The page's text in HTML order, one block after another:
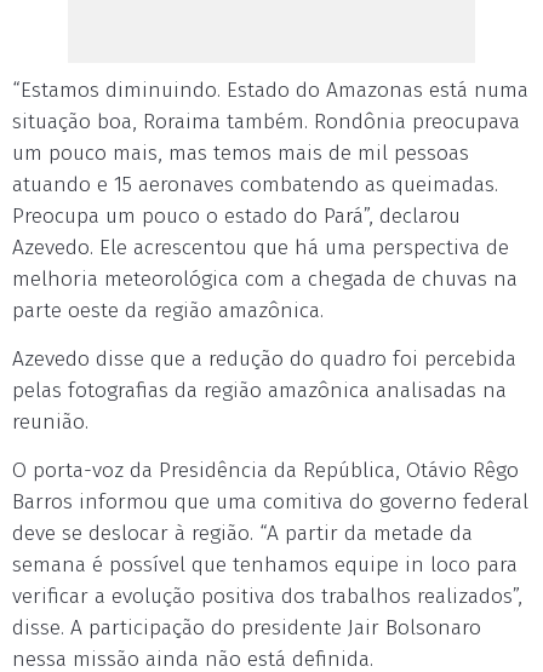
“Estamos diminuindo. Estado do Amazonas está numa
situação boa, Roraima também. Rondônia preocupava
um pouco mais, mas temos mais de mil pessoas
atuando e 15 aeronaves combatendo as queimadas.
Preocupa um pouco o estado do Pará”, declarou
Azevedo. Ele acrescentou que há uma perspectiva de
melhoria meteorológica com a chegada de chuvas na
parte oeste da região amazônica.
Azevedo disse que a redução do quadro foi percebida
pelas fotografias da região amazônica analisadas na
reunião.
O porta-voz da Presidência da República, Otávio Rêgo
Barros informou que uma comitiva do governo federal
deve se deslocar à região. “A partir da metade da
semana é possível que tenhamos equipe in loco para
verificar a evolução positiva dos trabalhos realizados”,
disse. A participação do presidente Jair Bolsonaro
nessa missão ainda não está definida.